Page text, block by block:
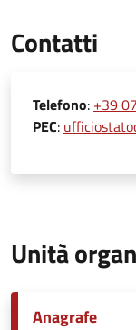
Contatti
Telefono: +39
PEC:
Unità
Anagrafe